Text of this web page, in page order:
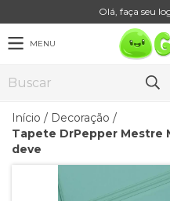
Olá, faça seu
MENU
Início / Decoração /
Tapete DrPepper Mestre
deve